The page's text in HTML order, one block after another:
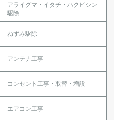
アライグマ・イタチ・ハクビシン
駆除
ねずみ駆除
アンテナ工事
コンセント工事・取替・増設
エアコン工事